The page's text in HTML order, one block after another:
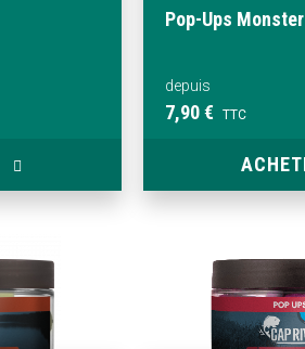
Pop-Ups
depuis
7,90 € TTC